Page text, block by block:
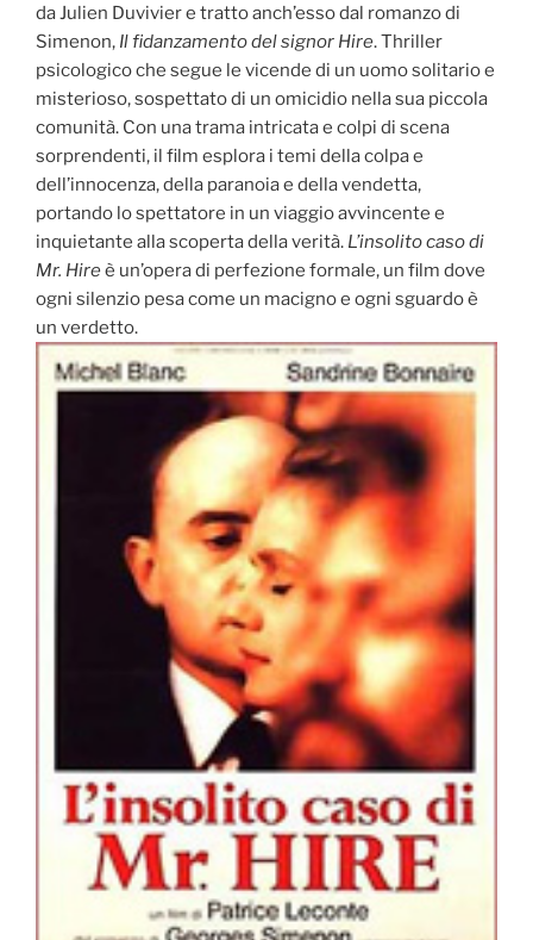
da Julien Duvivier e tratto anch’esso dal romanzo di
Simenon, Il fidanzamento del signor Hire. Thriller
psicologico che segue le vicende di un uomo solitario e
misterioso, sospettato di un omicidio nella sua piccola
comunità. Con una trama intricata e colpi di scena
sorprendenti, il film esplora i temi della colpa e
dell’innocenza, della paranoia e della vendetta,
portando lo spettatore in un viaggio avvincente e
inquietante alla scoperta della verità. L’insolito caso di
Mr. Hireè un’opera di perfezione formale, un film dove
ogni silenzio pesa come un macigno e ogni sguardo è
un verdetto.